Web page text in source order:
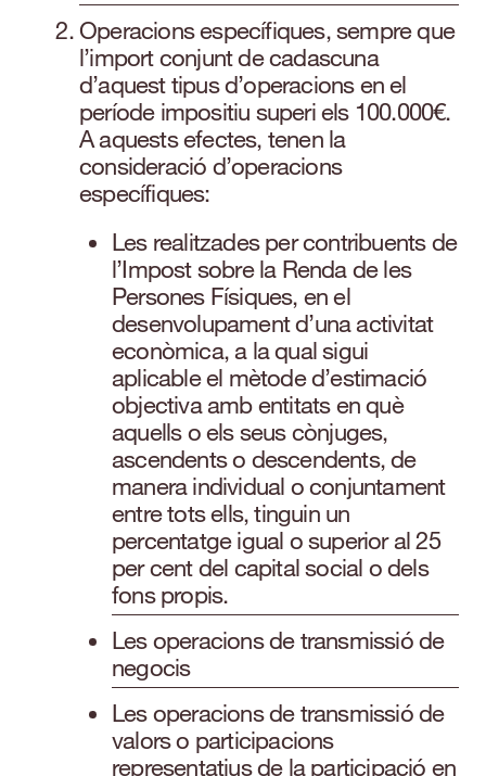
Operacions específiques, sempre que
l’import conjunt de cadascuna
d’aquest tipus d’operacions en el
període impositiu superi els 100.000€.
A aquests efectes, tenen la
consideració d’operacions
específiques:
Les realitzades per contribuents de
l’Impost sobre la Renda de les
Persones Físiques, en el
desenvolupament d’una activitat
econòmica, a la qual sigui
aplicable el mètode d’estimació
objectiva amb entitats en què
aquells o els seus cònjuges,
ascendents o descendents, de
manera individual o conjuntament
entre tots ells, tinguin un
percentatge igual o superior al 25
per cent del capital social o dels
fons propis.
Les operacions de transmissió de
negocis
Les operacions de transmissió de
valors o participacions
representatius de la participació en